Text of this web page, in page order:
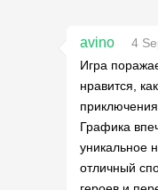
avino
4
Игра
нравится,
Графика
уникальное
отличный